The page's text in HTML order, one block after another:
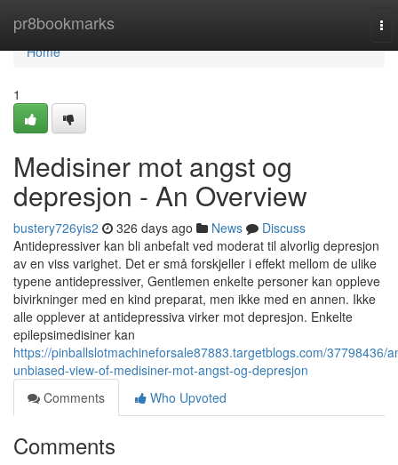
pr8bookmarks
Home
Home
1
Medisiner mot angst og
depresjon - An Overview
bustery726yis2 326 days ago News
Discuss
Antidepressiver kan bli anbefalt ved moderat til alvorlig depresjon
av en viss varighet. Det er små forskjeller i effekt mellom de ulike
typene antidepressiver, Gentlemen enkelte personer kan oppleve
bivirkninger med en kind preparat, men ikke med en annen. Ikke
alle opplever at antidepressiva virker mot depresjon. Enkelte
epilepsimedisiner kan
https://pinballslotmachineforsale87883.targetblogs.com/37798436/
unbiased-view-of-medisiner-mot-angst-og-depresjon
Comments
Who Upvoted
Comments